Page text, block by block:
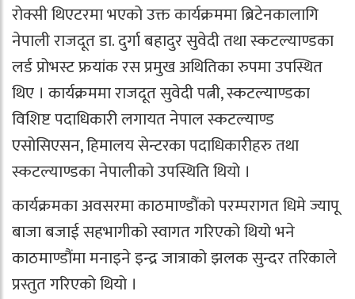
रोक्सी थिएटरमा भएको उक्त कार्यक्रममा ब्रिटेनकालागि
नेपाली राजदूत डा. दुर्गा बहादुर सुवेदी तथा स्कटल्याण्डका
लर्ड प्रोभस्ट फ्रयांक रस प्रमुख अथितिका रुपमा उपस्थित
थिए । कार्यक्रममा राजदूत सुवेदी पत्नी, स्कटल्याण्डका
विशिष्ट पदाधिकारी लगायत नेपाल स्कटल्याण्ड
एसोसिएसन, हिमालय सेन्टरका पदाधिकारीहरु तथा
स्कटल्याण्डका नेपालीको उपस्थिति थियो ।
कार्यक्रमका अवसरमा काठमाण्डौंको परम्परागत धिमे ज्यापू
बाजा बजाई सहभागीको स्वागत गरिएको थियो भने
काठमाण्डौंमा मनाइने इन्द्र जात्राको झलक सुन्दर तरिकाले
प्रस्तुत गरिएको थियो ।